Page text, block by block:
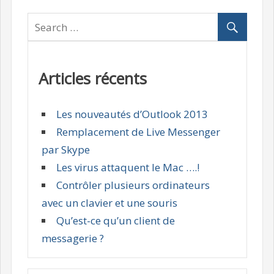
Articles récents
Les nouveautés d’Outlook 2013
Remplacement de Live Messenger
par Skype
Les virus attaquent le Mac ….!
Contrôler plusieurs ordinateurs
avec un clavier et une souris
Qu’est-ce qu’un client de
messagerie ?